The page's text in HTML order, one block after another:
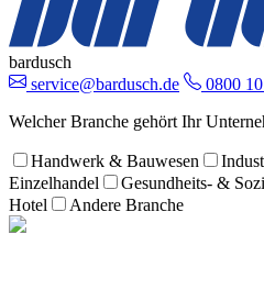
bardusch
service@bardusch.de
0800
Welcher Branche gehört Ihr
Handwerk & Bauwesen
Einzelhandel
Gesundheits- &
Hotel
Andere Branche